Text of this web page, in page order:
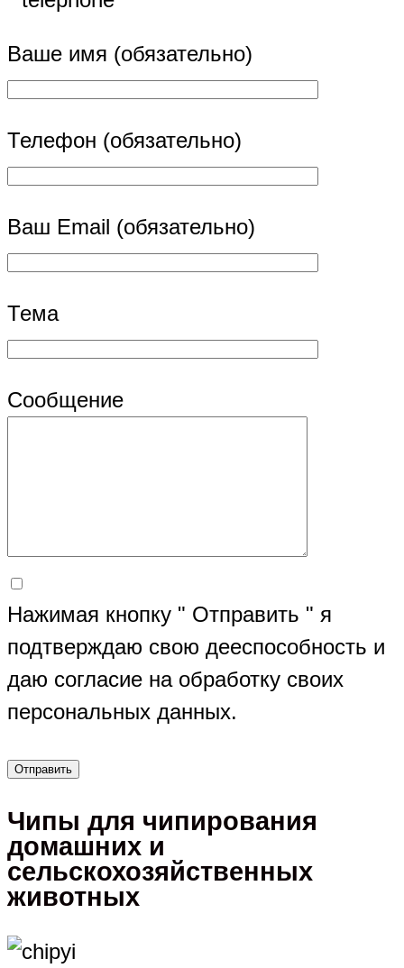
Ваше имя (обязательно)
Телефон (обязательно)
Ваш Email (обязательно)
Тема
Сообщение
Нажимая кнопку " Отправить " я
подтверждаю свою дееспособность и
даю согласие на обработку своих
персональных данных.
Чипы для чипирования
домашних и
сельскохозяйственных
животных